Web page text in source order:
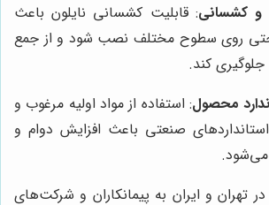
و کشسانی: قابلیت کشسانی نایلون باعث
روی سطوح مختلف نصب شود و از جمع
کند.
محصول: استفاده از مواد اولیه مرغوب و
صنعتی باعث افزایش دوام و
می‌شود.
تهران و ایران به پیمانکاران و شرکت‌های